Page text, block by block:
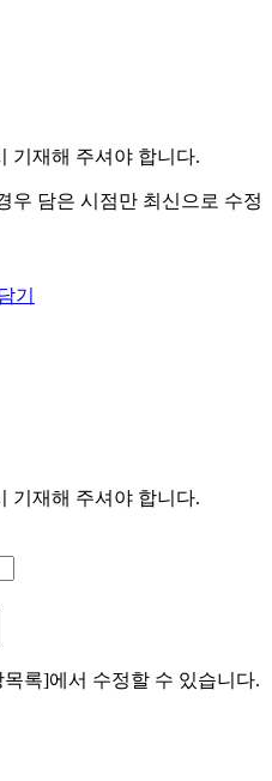
기재해 주셔야 합니다.
우 담은 시점만 최신으로 수정
기
기재해 주셔야 합니다.
록]에서 수정할 수 있습니다.